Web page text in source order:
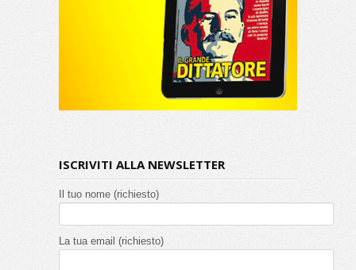
ISCRIVITI ALLA NEWSLETTER
Il tuo nome (richiesto)
La tua email (richiesto)